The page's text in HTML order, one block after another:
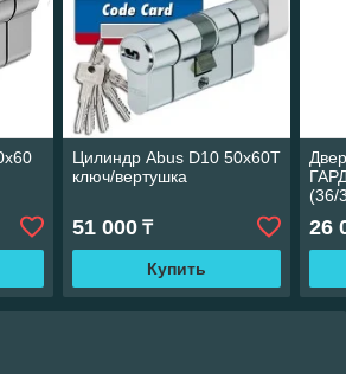
Цилиндр Abus D10 50х60Т
ключ/вертушка
51 000₸
Купить
(36/
26